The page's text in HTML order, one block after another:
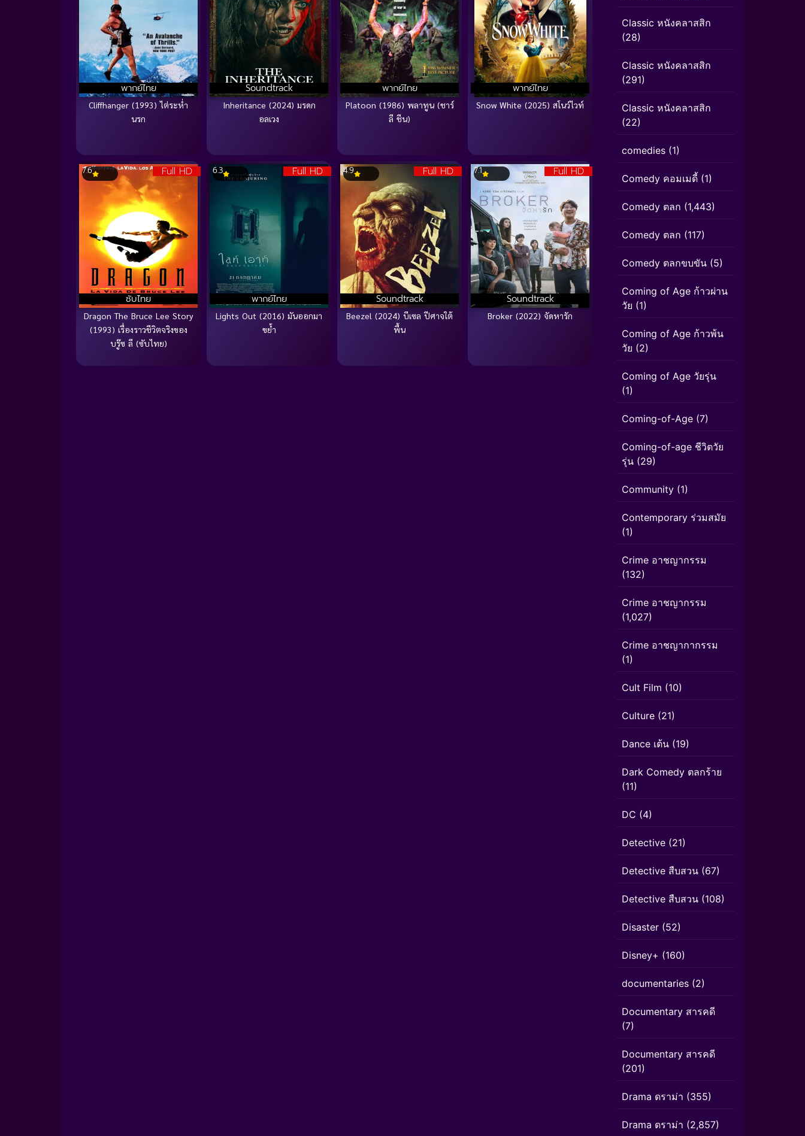
พากย์ไทย
Cliffhanger (1993) ไต่ระห่ำ
นรก
Soundtrack
Inheritance (2024) มรดก
อลเวง
พากย์ไทย
Platoon (1986) พลาทูน (ชาร์
ลี ชีน)
พากย์ไทย
Snow White (2025) สโนว์ไวท์
Full HD
ซับไทย
7.6
Dragon The Bruce Lee Story
(1993) เรื่องราวชีวิตจริงของ
บรู๊ซ ลี (ซับไทย)
Full HD
พากย์ไทย
6.3
Lights Out (2016) มันออกมา
ขย้ำ
Full HD
Soundtrack
4.9
Beezel (2024) บีเซล ปีศาจใต้
พื้น
Full HD
Soundtrack
7.1
Broker (2022) จัดหารัก
Classic หนังคลาสสิก
(28)
Classic หนังคลาสสิก
(291)
Classic หนังคลาสสิก
(22)
comedies (1)
Comedy คอมเมดี้ (1)
Comedy ตลก (1,443)
Comedy ตลก (117)
Comedy ตลกขบขัน (5)
Coming of Age ก้าวผ่าน
วัย (1)
Coming of Age ก้าวพ้น
วัย (2)
Coming of Age วัยรุ่น
(1)
Coming-of-Age (7)
Coming-of-age ชีวิตวัย
รุ่น (29)
Community (1)
Contemporary ร่วมสมัย
(1)
Crime อาชญากรรม
(132)
Crime อาชญากรรม
(1,027)
Crime อาชญากากรรม
(1)
Cult Film (10)
Culture (21)
Dance เต้น (19)
Dark Comedy ตลกร้าย
(11)
DC (4)
Detective (21)
Detective สืบสวน (67)
Detective สืบสวน (108)
Disaster (52)
Disney+ (160)
documentaries (2)
Documentary สารคดี
(7)
Documentary สารคดี
(201)
Drama ดราม่า (355)
Drama ดราม่า (2,857)